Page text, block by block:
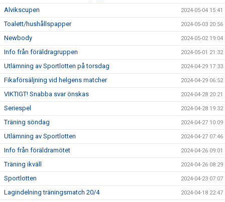
Alvikscupen 2024-05-04 15:41
Toalett/hushållspapper 2024-05-03 20:56
Newbody 2024-05-02 19:04
Info från föräldragruppen 2024-05-01 21:32
Utlämning av Sportlotten på torsdag 2024-04-29 17:33
Fikaförsäljning vid helgens matcher 2024-04-29 06:52
VIKTIGT! Snabba svar önskas 2024-04-28 20:21
Seriespel 2024-04-28 19:32
Träning söndag 2024-04-27 10:09
Utlämning av Sportlotten 2024-04-27 07:46
Info från föräldramötet 2024-04-26 09:01
Träning ikväll 2024-04-26 08:29
Sportlotten 2024-04-23 07:07
Lagindelning träningsmatch 20/4 2024-04-18 22:47